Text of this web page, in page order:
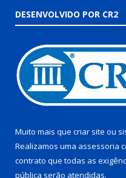
DESENVOLVIDO POR CR2
Muito mais que criar site ou
Realizamos uma assessoria
contrato que todas as
pública serão atendidas.